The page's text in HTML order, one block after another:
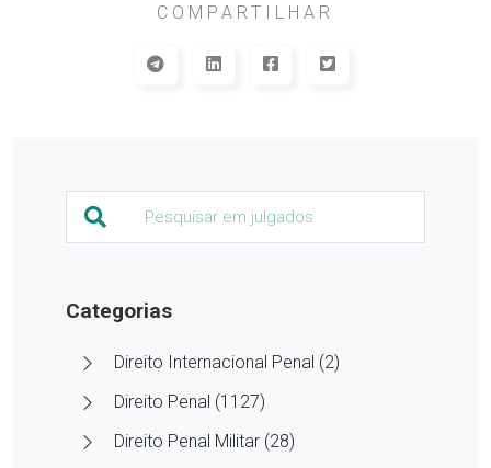
COMPARTILHAR
Categorias
Direito Internacional Penal (2)
Direito Penal (1127)
Direito Penal Militar (28)